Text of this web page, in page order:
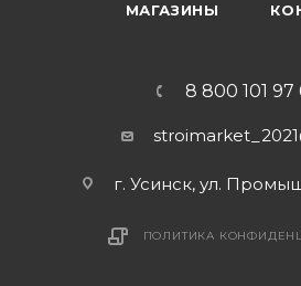
МАГАЗИНЫ
8 800 101 97
г. Усинск, ул.
ПОЛИТИКА